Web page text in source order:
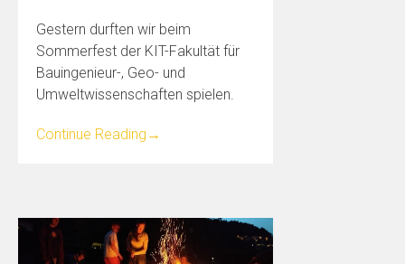
Gestern durften wir beim
Sommerfest der KIT-Fakultät für
Bauingenieur-, Geo- und
Umweltwissenschaften spielen.
Continue Reading →